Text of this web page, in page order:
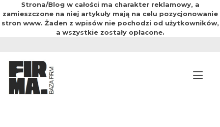
Strona/Blog w całości ma charakter reklamowy, a
zamieszczone na niej artykuły mają na celu pozycjonowanie
stron www. Żaden z wpisów nie pochodzi od użytkowników,
a wszystkie zostały opłacone.
treści